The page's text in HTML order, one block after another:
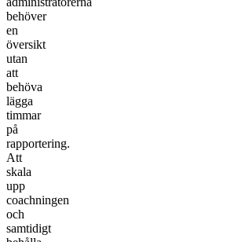
behöver
en
översikt
utan
att
behöva
lägga
timmar
på
rapportering.
Att
skala
upp
coachningen
och
samtidigt